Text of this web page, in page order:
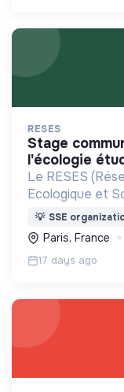
RESES
stage communication — donne de l'écho à
l'écologie
Le RESES
Ecologique et
les clefs au
accélérateur de
💡 SSE
Paris, France
17 days ago